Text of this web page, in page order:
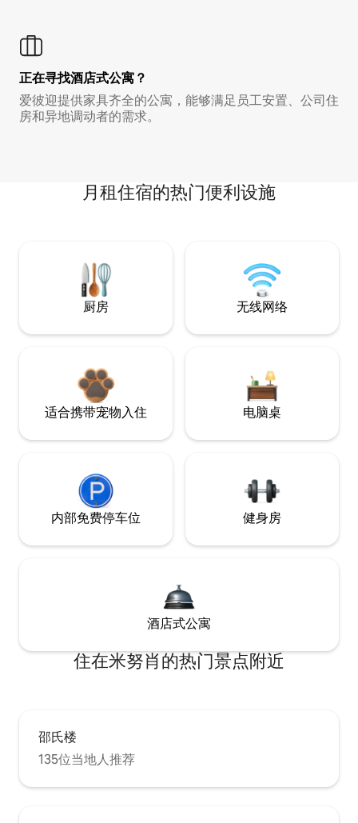
正在寻找酒店式公寓？
爱彼迎提供家具齐全的公寓，能够满足员工安置、公司住
房和异地调动者的需求。
月租住宿的热门便利设施
厨房 无线网络
适合携带宠物入住 电脑桌
内部免费停车位 健身房
酒店式公寓
住在米努肖的热门景点附近
邵氏楼
135位当地人推荐